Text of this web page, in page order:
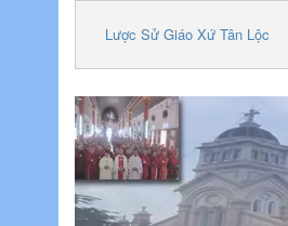
Lược Sử Giáo Xứ Tân Lộc